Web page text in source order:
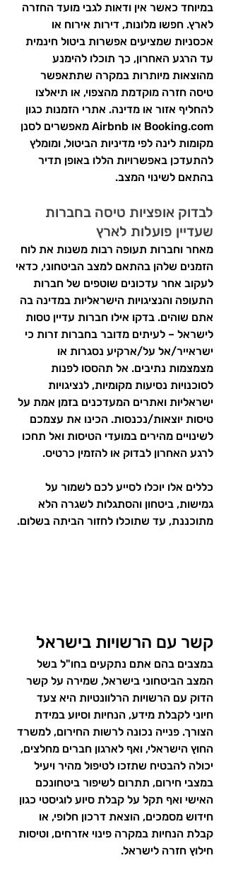
במיוחד כאשר אין ודאות לגבי מועד החזרה
לארץ. חפשו מלונות, דירות אירוח או
אכסניות שמציעים אפשרות ביטול חינמית
עד הרגע האחרון, כך תוכלו להימנע
מהוצאות מיותרות במקרה שתתאפשר
טיסה חזרה מוקדמת מהצפוי, או תיאלצו
להחליף אזור או מדינה. אתרי הזמנות כגון
Booking.com
או Airbnb מאפשרים לסנן
מקומות לינה לפי מדיניות הביטול, ומומלץ
להתעדכן באפשרויות הללו באופן תדיר
בהתאם לשינוי המצב.
לבדוק אופציות טיסה בחברות
שעדיין פועלות לארץ
מאחר וחברות תעופה רבות משנות את לוח
הזמנים שלהן בהתאם למצב הביטחוני, כדאי
לעקוב אחר עדכונים שוטפים של חברות
התעופה והנציגויות הישראליות במדינה בה
אתם שוהים. בדקו אילו חברות עדיין טסות
לישראל – לעיתים מדובר בחברות זרות כי
ישראייר/אל על/ארקיע נסגרות או
מצמצמות נתיבים. אל תהססו לפנות
לסוכנויות נסיעות מקומיות, לנציגויות
ישראליות ואתרים המעדכנים בזמן אמת על
טיסות יוצאות/נכנסות. הכינו את עצמכם
לשינויים מהירים במועדי הטיסות ואל תחכו
לרגע האחרון לבדוק או להזמין כרטיס.
כללים אלו יוכלו לסייע לכם לשמור על
גמישות, ביטחון והסתגלות לשגרה הלא
מתוכננת, עד שתוכלו לחזור הביתה בשלום.
קשר עם הרשויות בישראל
במצבים בהם אתם נתקעים בחו"ל בשל
המצב הביטחוני בישראל, שמירה על קשר
הדוק עם הרשויות הרלוונטיות היא צעד
חיוני לקבלת מידע, הנחיות וסיוע במידת
הצורך. פנייה נכונה לרשות החירום, למשרד
החוץ הישראלי, ואף לארגון חברים מחלצים,
יכולה להבטיח שתזכו לטיפול מהיר ויעיל
במצבי חירום, תתרום לשיפור ביטחונכם
האישי ואף תקל על קבלת סיוע לוגיסטי כגון
חידוש מסמכים, הוצאת דרכון חלופי, או
קבלת הנחיות במקרה פינוי אזרחים, וטיסות
חילוץ חזרה לישראל.